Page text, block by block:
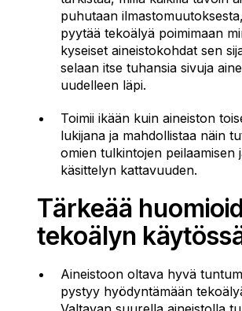
puhutaan
pyytää tekoälyä poimimaan
kyseiset aineistokohdat sen
selaan itse tuhansia sivuja
uudelleen läpi.
Toimii ikään kuin aineiston
lukijana ja mahdollistaa näin
omien tulkintojen peilaamisen
käsittelyn kattavuuden.
Tärkeää
tekoälyn
Aineistoon oltava hyvä
pystyy hyödyntämään